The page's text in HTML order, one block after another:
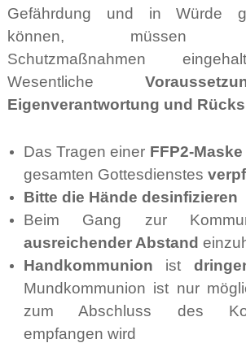
Gefährdung und in Würde
können, müssen
Schutzmaßnahmen
Wesentliche
Eigenverantwortung und
Das Tragen einer FFP2-Maske
gesamten Gottesdienstes
Bitte die Hände desinfizieren
Beim Gang zur
ausreichender Abstand
Handkommunion ist
Mundkommunion ist nur
zum Abschluss des
empfangen wird